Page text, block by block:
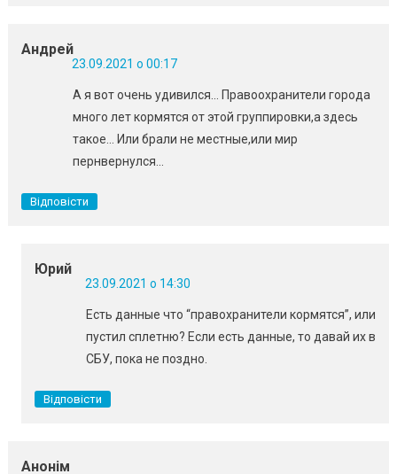
Андрей
23.09.2021 о 00:17
А я вот очень удивился… Правоохранители города
много лет кормятся от этой группировки,а здесь
такое… Или брали не местные,или мир
пернвернулся…
Відповісти
Юрий
23.09.2021 о 14:30
Есть данные что “правохранители кормятся”, или
пустил сплетню? Если есть данные, то давай их в
СБУ, пока не поздно.
Відповісти
Анонім